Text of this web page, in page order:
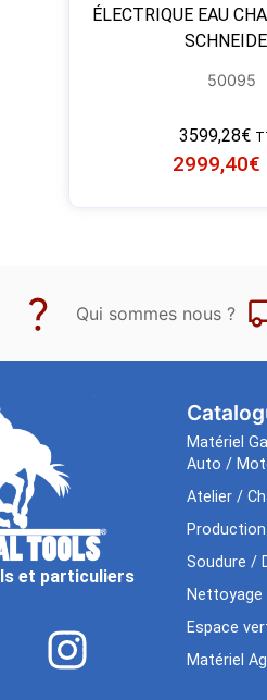
ÉLECTRIQUE EAU
50095
3599,28€
2999,40€
Qui sommes nous ?
et particuliers
Matériel
Auto /
Atelier /
Production
Soudure /
Espace
Matériel